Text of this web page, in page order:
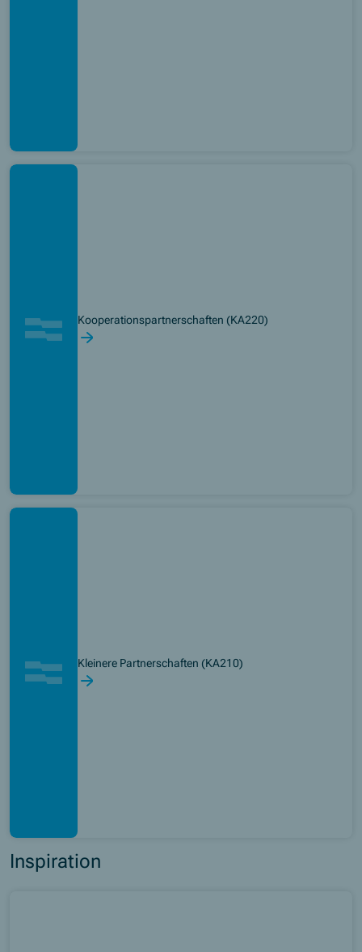
Kooperationspartnerschaften (KA220)
Kleinere Partnerschaften (KA210)
Inspiration